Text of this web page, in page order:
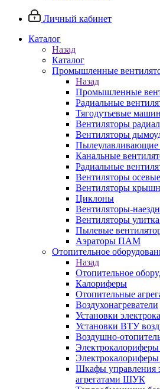
Личный кабинет
Каталог
Назад
Каталог
Промышленные
Назад
Промышленные
Радиальные
Тягодутьевые
Вентиляторы
Вентиляторы
Пылеулавливающие
Канальные
Радиальные
Вентиляторы осевые
Вентиляторы
Циклоны
Вентиляторы-
Вентиляторы
Пылевые
Аэраторы ПАМ
Отопительное
Назад
Отопительное
Калориферы
Отопительные
Воздухонагреватели
Установки
Установки ВТУ
Воздушно-
Шкафы управления
агрегатами ШУК